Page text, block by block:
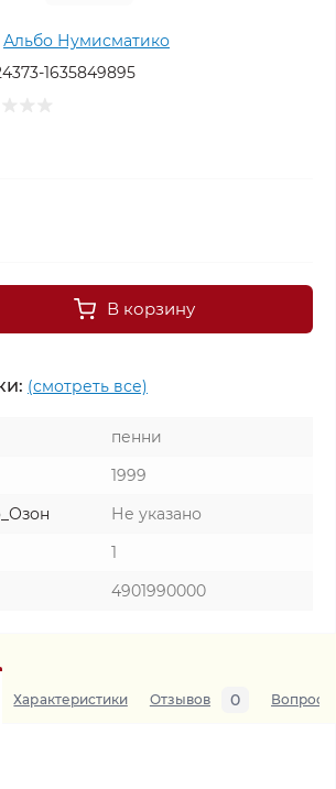
Альбо Нумисматико
1635849895
В корзину
(смотреть все)
пенни
1999
Не указано
1
4901990000
Характеристики Отзывов 0 Вопросы